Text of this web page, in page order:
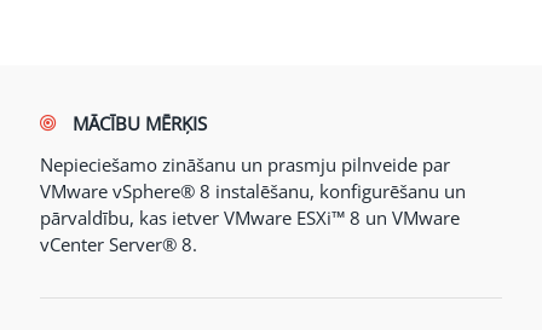
MĀCĪBU MĒRĶIS
Nepieciešamo zināšanu un prasmju pilnveide par
VMware vSphere® 8 instalēšanu, konfigurēšanu un
pārvaldību, kas ietver VMware ESXi™ 8 un VMware
vCenter Server® 8.